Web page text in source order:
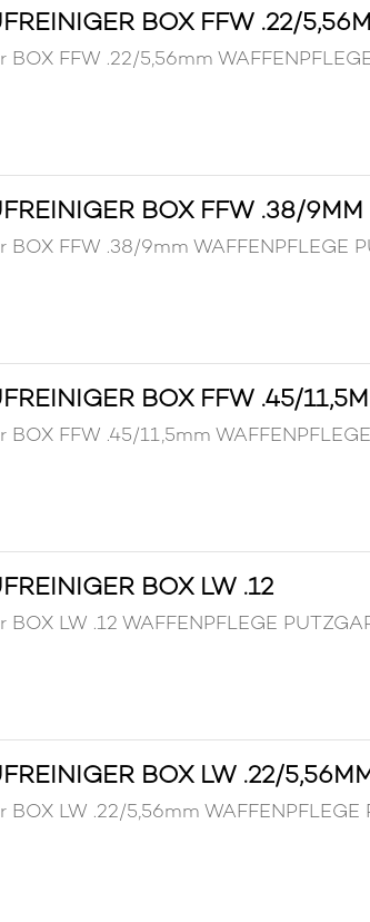
BOX FFW .22/
FFW .22/5,56mm
BOX FFW .38/9MM
FFW .38/9mm WAFFENPFLEGE
BOX FFW .45/
FFW .45/11,5mm
BOX LW .12
LW .12 WAFFENPFLEGE
BOX LW .22/
LW .22/5,56mm WAFFENPFLEGE